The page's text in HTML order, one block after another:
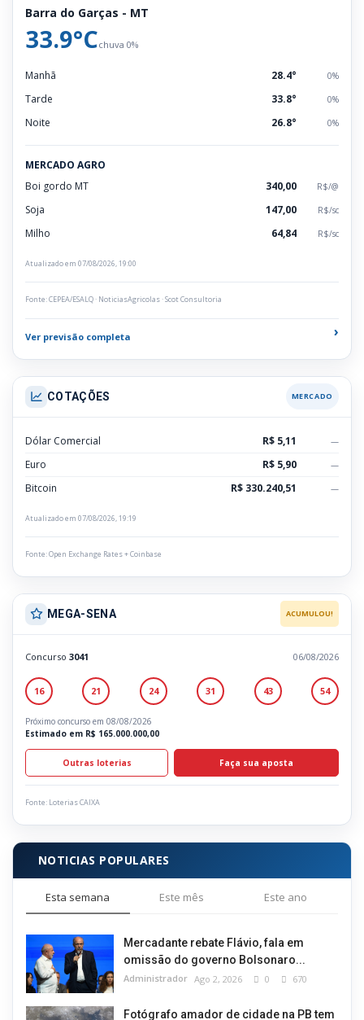
Barra do Garças - MT
33.9°Cchuva 0%
Manhã 28.4° 0%
Tarde 33.8° 0%
Noite 26.8° 0%
MERCADO AGRO
Boi gordo MT
340,00 R$/@
Soja 147,00 R$/sc
Milho 64,84 R$/sc
Atualizado em 07/08/2026, 19:00
Fonte: CEPEA/ESALQ · NoticiasAgricolas · Scot Consultoria
Ver previsão completa ›
COTAÇÕES MERCADO
Dólar Comercial R$ 5,11 —
Euro R$ 5,90 —
Bitcoin R$ 330.240,51 —
Atualizado em 07/08/2026, 19:19
Fonte: Open Exchange Rates + Coinbase
MEGA-SENA ACUMULOU!
Concurso 3041 06/08/2026
16 21 24 31 43 54
Próximo concurso em 08/08/2026
Estimado em R$ 165.000.000,00
Outras loterias Faça sua aposta
Fonte: Loterias CAIXA
NOTICIAS POPULARES
Esta semana Este mês Este ano
Mercadante rebate Flávio, fala em
omissão do governo Bolsonaro...
Administrador Ago 2, 2026 0 670
Fotógrafo amador de cidade na PB tem